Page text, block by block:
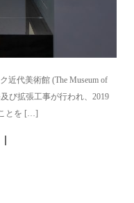
近代美術館 (The Museum of
び拡張工事が行われ、2019
とを […]